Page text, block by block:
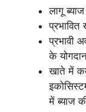
लागू
प्रभावी
के
खाते में
में ब्याज